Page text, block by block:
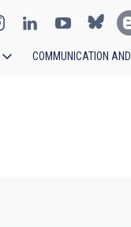
COMMUNICATION